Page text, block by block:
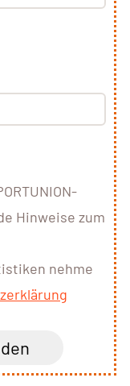
Hinweise zum
nehme